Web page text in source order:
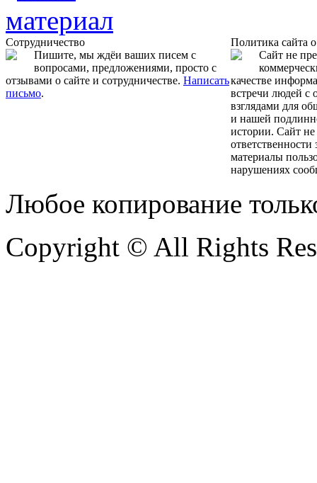
Сотрудничество
Пишите, мы ждёи ваших писем с
вопросами, предложениями, просто с
отзывами о сайте и сотрудничестве. Написать
письмо.
Политика сайта
Сайт не
качестве
встречи людей с
взглядами для
и нашей
истории. Сайт не
материалы
нарушениях
Любое копирование
Copyright © All Rights